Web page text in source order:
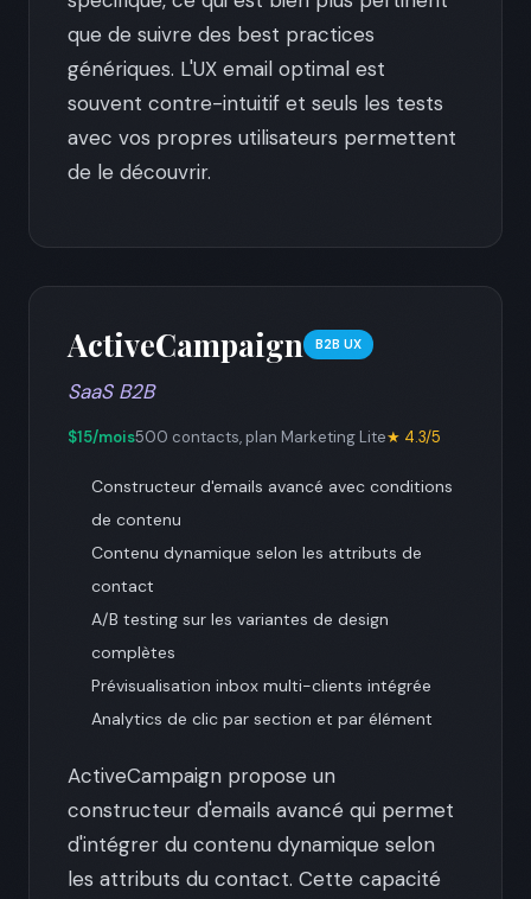
que de suivre des best practices
génériques. L'UX email optimal est
souvent contre-intuitif et seuls les tests
avec vos propres utilisateurs permettent
de le découvrir.
ActiveCampaign B2B UX
SaaS B2B
$15/mois500 contacts, plan Marketing Lite★ 4.3/5
Constructeur d'emails avancé avec conditions
de contenu
Contenu dynamique selon les attributs de
contact
A/B testing sur les variantes de design
complètes
Prévisualisation inbox multi-clients intégrée
Analytics de clic par section et par élément
ActiveCampaign propose un
constructeur d'emails avancé qui permet
d'intégrer du contenu dynamique selon
les attributs du contact. Cette capacité